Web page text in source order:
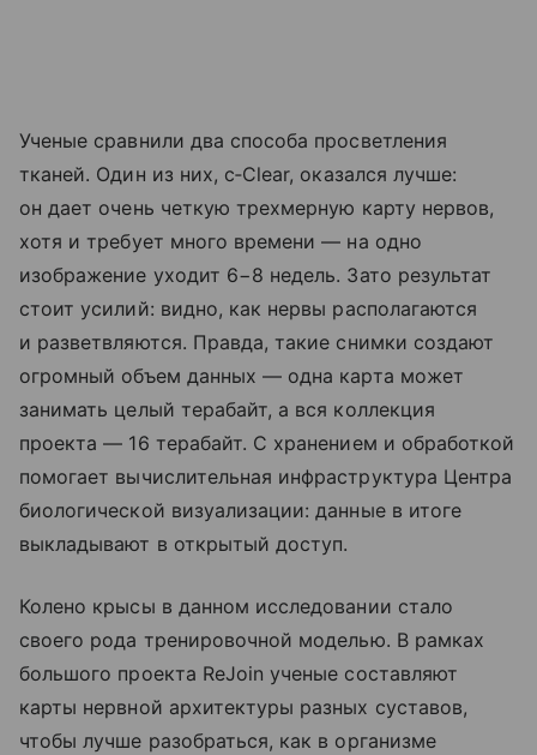
Ученые сравнили два способа просветления
тканей. Один из них, c‑Clear, оказался лучше:
он дает очень четкую трехмерную карту нервов,
хотя и требует много времени — на одно
изображение уходит 6−8 недель. Зато результат
стоит усилий: видно, как нервы располагаются
и разветвляются. Правда, такие снимки создают
огромный объем данных — одна карта может
занимать целый терабайт, а вся коллекция
проекта — 16 терабайт. С хранением и обработкой
помогает вычислительная инфраструктура Центра
биологической визуализации: данные в итоге
выкладывают в открытый доступ.
Колено крысы в данном исследовании стало
своего рода тренировочной моделью. В рамках
большого проекта ReJoin ученые составляют
карты нервной архитектуры разных суставов,
чтобы лучше разобраться, как в организме